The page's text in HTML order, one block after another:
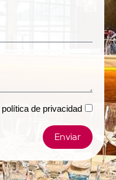
política de privacidad
Enviar